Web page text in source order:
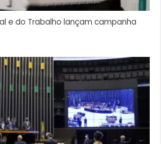
e do Trabalho lançam campanha